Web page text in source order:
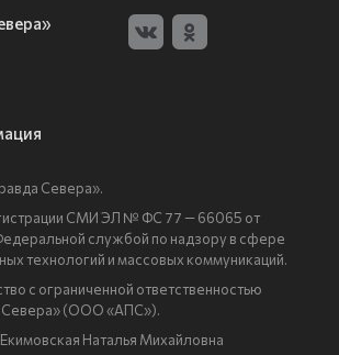
Севера».
СМИ ЭЛ № ФС 77 — 66065 от
службой по надзору в сфере
технологий и массовых коммуникаций.
с ограниченной ответственностью
Севера» (ООО «АПС»).
Наталья Михайловна